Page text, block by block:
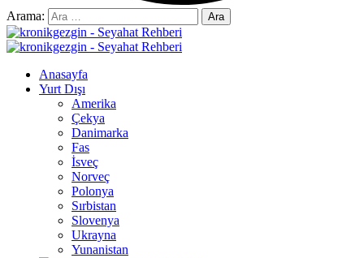
Arama:
Anasayfa
Yurt Dışı
Amerika
Çekya
Danimarka
Fas
İsveç
Norveç
Polonya
Sırbistan
Slovenya
Ukrayna
Yunanistan